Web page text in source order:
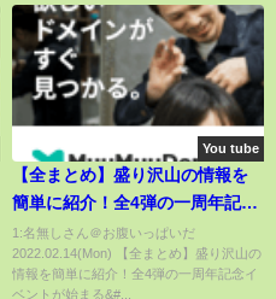
You tube
【全まとめ】盛り沢山の情報を
簡単に紹介！全4弾の一周年記念
イベントが始まる⁉無料ガチャ,新
機能,ジュエル配布,新ウマ娘はパ
カライブ出走？,ナリタトップロ
1:名無しさん＠お腹いっぱいだ
2022.02.14(Mon) 【全まとめ】盛り沢山の
情報を簡単に紹介！全4弾の一周年記念イ
ベントが始まる&#...